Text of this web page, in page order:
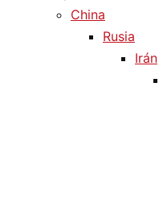
China
Rusia
Irán